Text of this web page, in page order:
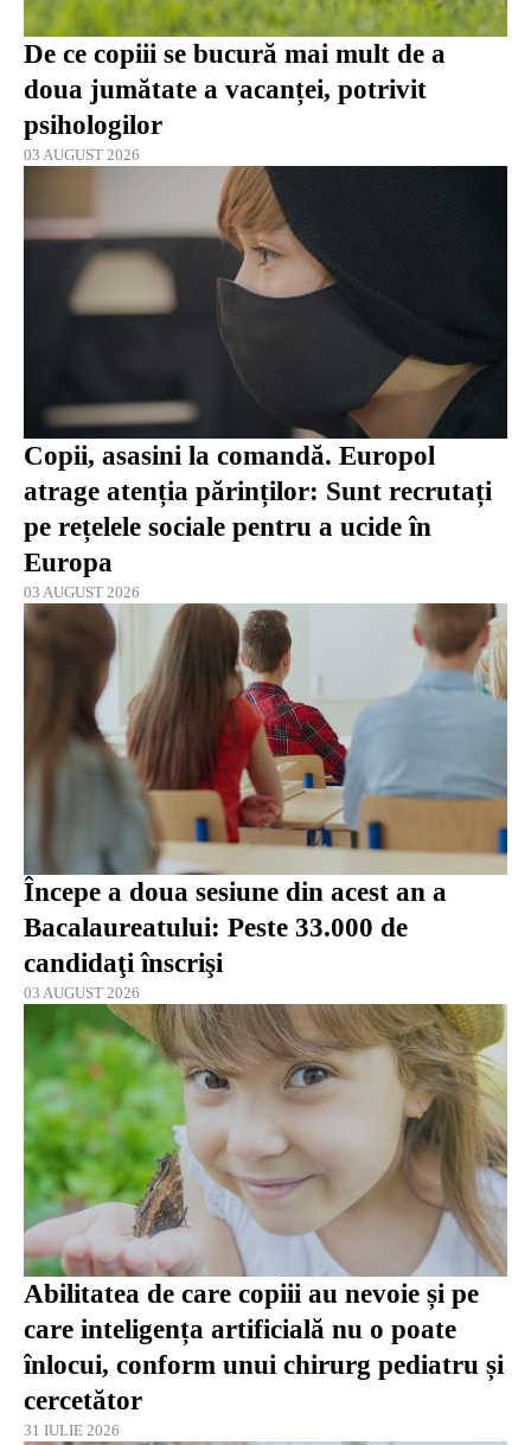
De ce copiii se bucură mai mult de a
doua jumătate a vacanței, potrivit
psihologilor
03 AUGUST 2026
Copii, asasini la comandă. Europol
atrage atenția părinților: Sunt recrutați
pe rețelele sociale pentru a ucide în
Europa
03 AUGUST 2026
Începe a doua sesiune din acest an a
Bacalaureatului: Peste 33.000 de
candidaţi înscrişi
03 AUGUST 2026
Abilitatea de care copiii au nevoie și pe
care inteligența artificială nu o poate
înlocui, conform unui chirurg pediatru și
cercetător
31 IULIE 2026